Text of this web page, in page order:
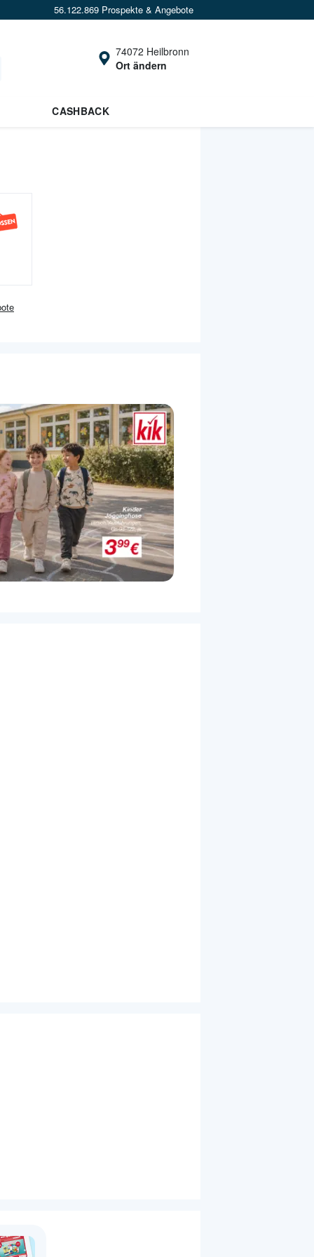
56.122.869 Prospekte & Angebote
74072 Heilbronn
Ort ändern
CASHBACK